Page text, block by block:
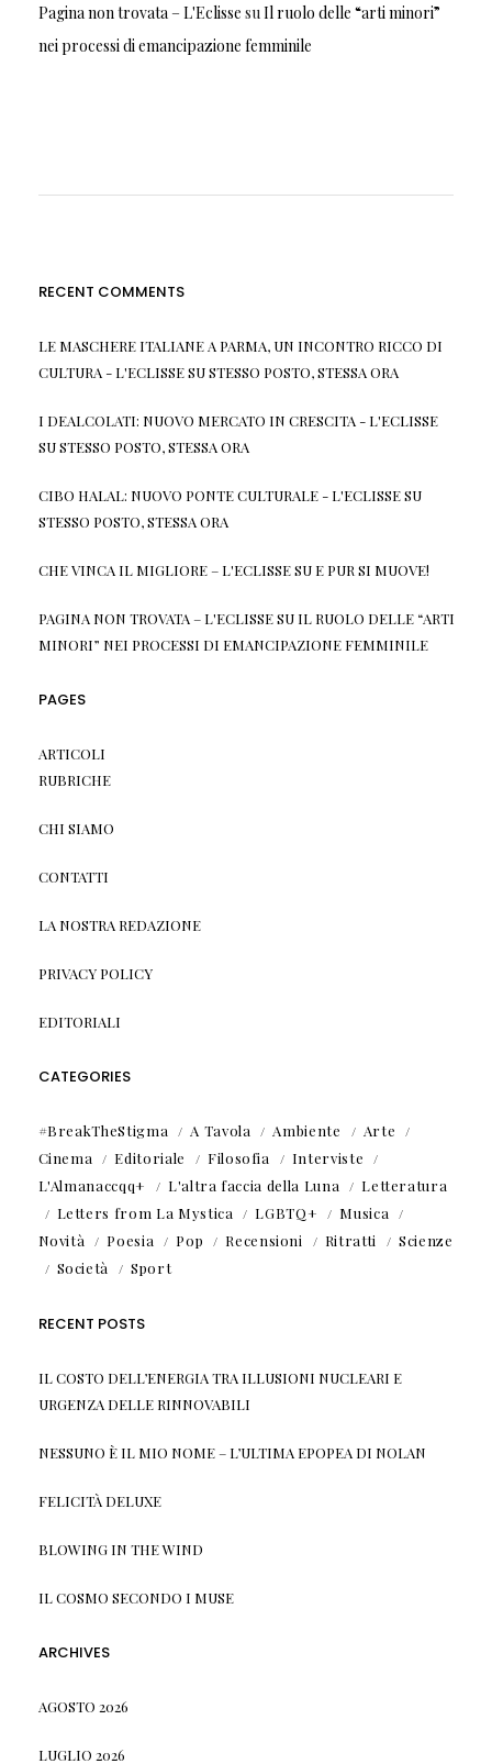
Pagina non trovata – L'Eclisse suIl ruolo delle “arti minori”
nei processi di emancipazione femminile
RECENT COMMENTS
LE MASCHERE ITALIANE A PARMA, UN INCONTRO RICCO DI
CULTURA - L'ECLISSESUSTESSO POSTO, STESSA ORA
I DEALCOLATI: NUOVO MERCATO IN CRESCITA - L'ECLISSE
SUSTESSO POSTO, STESSA ORA
CIBO HALAL: NUOVO PONTE CULTURALE - L'ECLISSESU
STESSO POSTO, STESSA ORA
CHE VINCA IL MIGLIORE – L'ECLISSESU E PUR SI MUOVE!
PAGINA NON TROVATA – L'ECLISSESU IL RUOLO DELLE “ARTI
MINORI” NEI PROCESSI DI EMANCIPAZIONE FEMMINILE
PAGES
ARTICOLI
RUBRICHE
CHI SIAMO
CONTATTI
LA NOSTRA REDAZIONE
PRIVACY POLICY
EDITORIALI
CATEGORIES
#BreakTheStigma A Tavola Ambiente
Arte
Cinema
Editoriale Filosofia
Interviste
L'Almanaccqq+
L'altra faccia della Luna
Letteratura
Letters from La Mystica
LGBTQ+
Musica
Novità
Poesia Pop Recensioni Ritratti
Scienze
Società
Sport
RECENT POSTS
IL COSTO DELL’ENERGIA TRA ILLUSIONI NUCLEARI E
URGENZA DELLE RINNOVABILI
NESSUNO È IL MIO NOME – L’ULTIMA EPOPEA DI NOLAN
FELICITÀ DELUXE
BLOWING IN THE WIND
IL COSMO SECONDO I MUSE
ARCHIVES
AGOSTO 2026
LUGLIO 2026